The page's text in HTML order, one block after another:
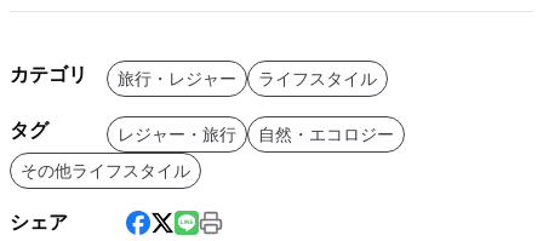
カテゴリ 旅行・レジャー ライフスタイル
タグ レジャー・旅行
自然・エコロジー
その他ライフスタイル
シェア